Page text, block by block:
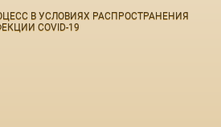
В УСЛОВИЯХ РАСПРОСТРАНЕНИЯ
COVID-19